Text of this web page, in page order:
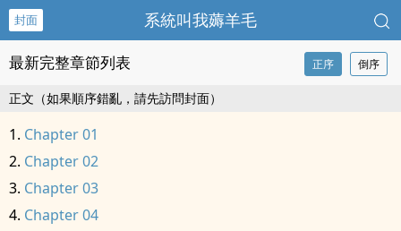
封面 系統叫我薅羊毛
最新完整章節列表 正序 倒序
正文（如果順序錯亂，請先訪問封面）
Chapter 01
Chapter 02
Chapter 03
Chapter 04